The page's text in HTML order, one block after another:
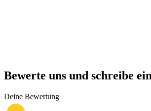
Bewerte uns und schreibe
Deine Bewertung